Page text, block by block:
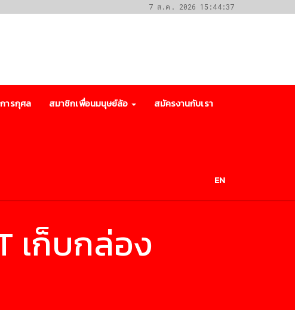
7 ส.ค. 2026 15:44:37
ารกุศล สมาชิกเพื่อนมนุษย์ล้อ สมัครงานกับเรา
EN
เก็บกล่อง